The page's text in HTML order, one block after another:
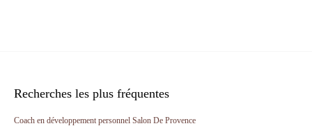
Recherches les plus fréquentes
Coach en développement personnel Salon De Provence